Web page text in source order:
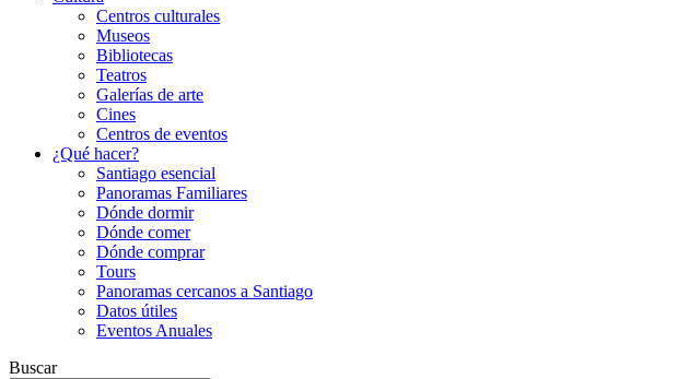
Centros culturales
Museos
Bibliotecas
Teatros
Galerí­as de arte
Cines
Centros de eventos
¿Qué hacer?
Santiago esencial
Panoramas Familiares
Dónde dormir
Dónde comer
Dónde comprar
Tours
Panoramas cercanos a Santiago
Datos útiles
Eventos Anuales
Buscar